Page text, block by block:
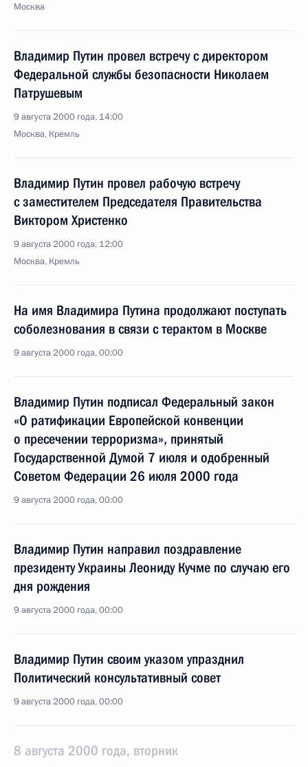
Москва
Владимир Путин провел встречу с директором
Федеральной службы безопасности Николаем
Патрушевым
9 августа 2000 года, 14:00
Москва, Кремль
Владимир Путин провел рабочую встречу
с заместителем Председателя Правительства
Виктором Христенко
9 августа 2000 года, 12:00
Москва, Кремль
На имя Владимира Путина продолжают поступать
соболезнования в связи с терактом в Москве
9 августа 2000 года, 00:00
Владимир Путин подписал Федеральный закон
«О ратификации Европейской конвенции
о пресечении терроризма», принятый
Государственной Думой 7 июля и одобренный
Советом Федерации 26 июля 2000 года
9 августа 2000 года, 00:00
Владимир Путин направил поздравление
президенту Украины Леониду Кучме по случаю его
дня рождения
9 августа 2000 года, 00:00
Владимир Путин своим указом упразднил
Политический консультативный совет
9 августа 2000 года, 00:00
8 августа 2000 года, вторник